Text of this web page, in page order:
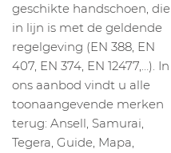
geschikte handschoen, die
in lijn is met de geldende
regelgeving (EN 388, EN
407, EN 374, EN 12477,…). In
ons aanbod vindt u alle
toonaangevende merken
terug: Ansell, Samurai,
Tegera, Guide, Mapa,